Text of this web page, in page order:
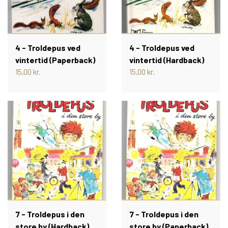
PIXI 100 - 199
PIXI 200 - 299
PIXI 300 - 399
PIXI 400 - 499
PIXI 500 - 599
PIXI 600 - 699
ÆLLEBÆLLE BØGER
ÆLLEBÆLLEBØGER 1 - 99
ÆLLEBÆLLEBØGER 100 - 199
ÆLLEBÆLLEBØGER 200 - 276
ÆLLEBÆLLEBØGER I HARDBACK 277
4 - Troldepus ved
vintertid (Paperback)
15,00 kr.
4 - Troldepus ved
vintertid (Hardback)
15,00 kr.
7 - Troldepus i den
7 - Troldepus i den